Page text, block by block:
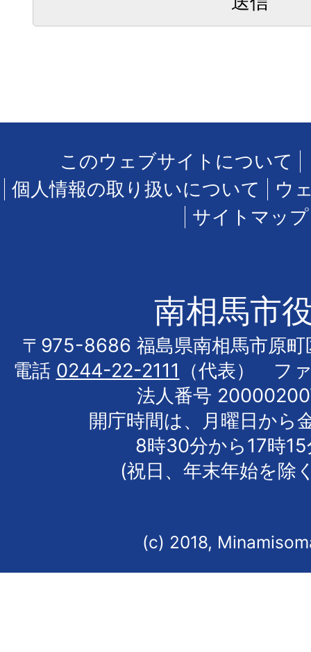
このウェブサイトについて
個人情報の取り扱いについて
ウ
サイトマップ
南相馬市
〒975-8686 福島県南相馬市原町
電話 0244-22-2111
（代表） フ
法人番号
開庁時間は、月曜日から
8時30分から17時
(祝日、年末年始を除
(c) 2018,